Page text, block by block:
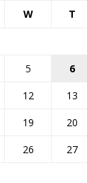
W T
5 6
12 13
19 20
26 27